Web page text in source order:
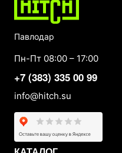
Павлодар
Пн-Пт 08:00 – 17:00
+7 (383) 335 00 99
info@hitch.su